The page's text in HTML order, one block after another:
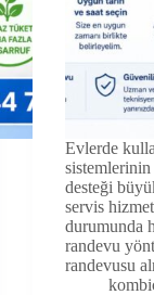
Evlerde
desteği
servis
durumunda
randevu
randevusu